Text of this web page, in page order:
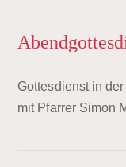
Gottesdienst in
mit Pfarrer Simon